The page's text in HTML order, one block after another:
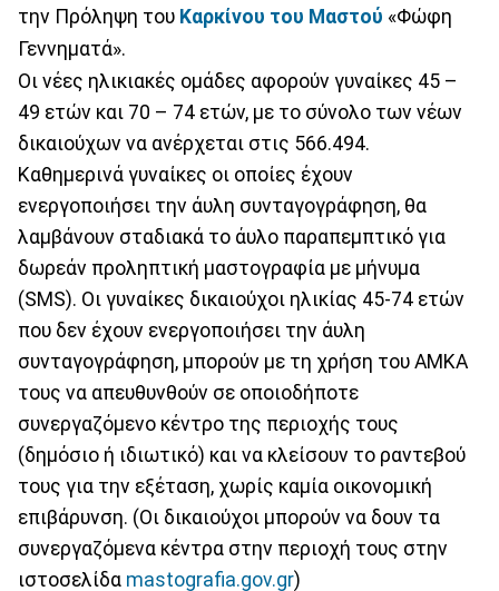
την Πρόληψη του Καρκίνου του Μαστού «Φώφη
Γεννηματά».
Οι νέες ηλικιακές ομάδες αφορούν γυναίκες 45 –
49 ετών και 70 – 74 ετών, με το σύνολο των νέων
δικαιούχων να ανέρχεται στις 566.494.
Καθημερινά γυναίκες οι οποίες έχουν
ενεργοποιήσει την άυλη συνταγογράφηση, θα
λαμβάνουν σταδιακά το άυλο παραπεμπτικό για
δωρεάν προληπτική μαστογραφία με μήνυμα
(SMS). Οι γυναίκες δικαιούχοι ηλικίας 45-74 ετών
που δεν έχουν ενεργοποιήσει την άυλη
συνταγογράφηση, μπορούν με τη χρήση του ΑΜΚΑ
τους να απευθυνθούν σε οποιοδήποτε
συνεργαζόμενο κέντρο της περιοχής τους
(δημόσιο ή ιδιωτικό) και να κλείσουν το ραντεβού
τους για την εξέταση, χωρίς καμία οικονομική
επιβάρυνση. (Οι δικαιούχοι μπορούν να δουν τα
συνεργαζόμενα κέντρα στην περιοχή τους στην
ιστοσελίδα mastografia.gov.gr)